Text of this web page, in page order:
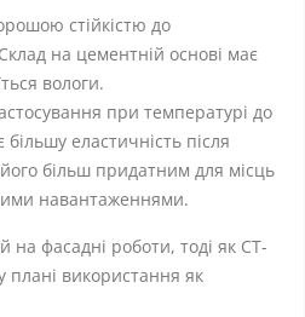
стійкістю до
на цементній основі має
вологи.
при температурі до
еластичність після
більш придатним для місць
навантаженнями.
на фасадні роботи, тоді як CT-
плані використання як